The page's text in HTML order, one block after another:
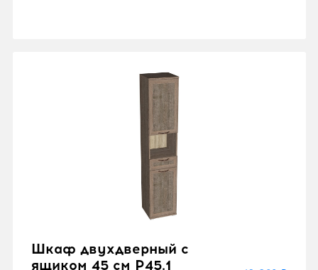
Шкаф двухдверный с
ящиком 45 см P45.1